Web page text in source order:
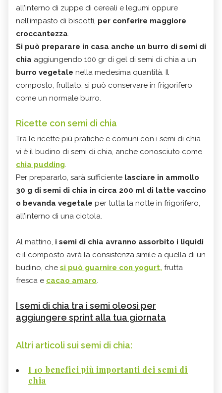
all’interno di zuppe di cereali e legumi oppure
nell’impasto di biscotti, per conferire maggiore
croccantezza.
Si può preparare in casa anche un burro di semi di
chia aggiungendo 100 gr di gel di semi di chia a un
burro vegetale nella medesima quantità. Il
composto, frullato, si può conservare in frigorifero
come un normale burro.
Ricette con semi di chia
Tra le ricette più pratiche e comuni con i semi di chia
vi è il budino di semi di chia, anche conosciuto come
chia pudding.
Per prepararlo, sarà sufficiente lasciare in ammollo
30 g di semi di chia in circa 200 ml di latte vaccino
o bevanda vegetale per tutta la notte in frigorifero,
all’interno di una ciotola.
Al mattino, i semi di chia avranno assorbito i liquidi
e il composto avrà la consistenza simile a quella di un
budino, che si può guarnire con yogurt, frutta
fresca e cacao amaro.
I semi di chia tra i semi oleosi per
aggiungere sprint alla tua giornata
Altri articoli sui semi di chia:
I 10 benefici più importanti dei semi di
chia